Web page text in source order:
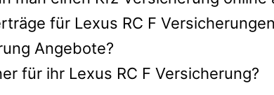
für Lexus RC F
Angebote?
für ihr Lexus RC F Versicherung?